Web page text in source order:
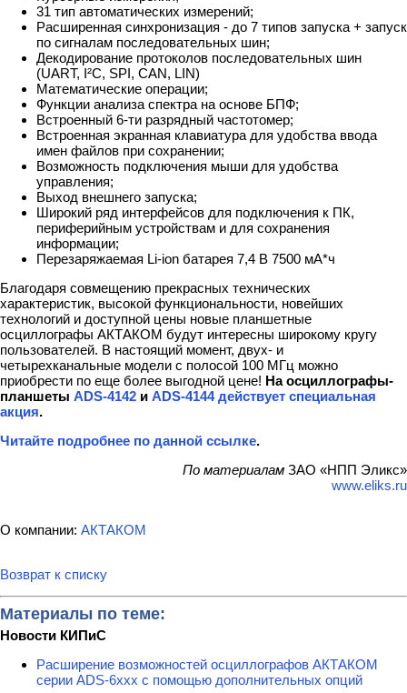
31 тип автоматических измерений;
Расширенная синхронизация - до 7 типов запуска + запуск
по сигналам последовательных шин;
Декодирование протоколов последовательных шин
(UART, I²C, SPI, CAN, LIN)
Математические операции;
Функции анализа спектра на основе БПФ;
Встроенный 6-ти разрядный частотомер;
Встроенная экранная клавиатура для удобства ввода
имен файлов при сохранении;
Возможность подключения мыши для удобства
управления;
Выход внешнего запуска;
Широкий ряд интерфейсов для подключения к ПК,
периферийным устройствам и для сохранения
информации;
Перезаряжаемая Li-ion батарея 7,4 В 7500 мА*ч
Благодаря совмещению прекрасных технических
характеристик, высокой функциональности, новейших
технологий и доступной цены новые планшетные
осциллографы АКТАКОМ будут интересны широкому кругу
пользователей. В настоящий момент, двух- и
четырехканальные модели с полосой 100 МГц можно
приобрести по еще более выгодной цене! На осциллографы-
планшеты ADS-4142 и ADS-4144 действует специальная
акция.
Читайте подробнее по данной ссылке.
По материалам ЗАО «НПП Эликс»
www.eliks.ru
О компании: АКТАКОМ
Возврат к списку
Материалы по теме:
Новости КИПиС
Расширение возможностей осциллографов АКТАКОМ
серии ADS-6ххх с помощью дополнительных опций